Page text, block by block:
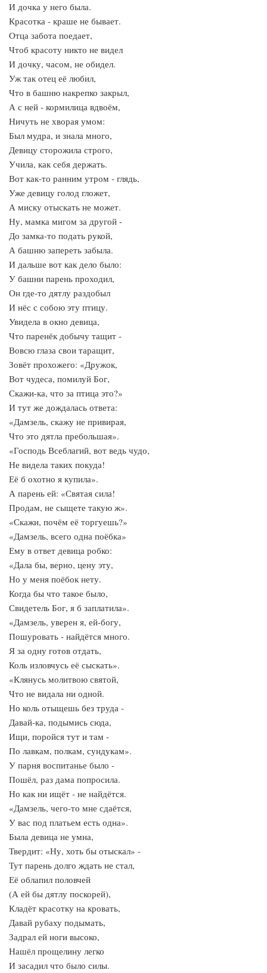
И дочка у него была.
Красотка - краше не бывает.
Отца забота поедает,
Чтоб красоту никто не видел
И дочку, часом, не обидел.
Уж так отец её любил,
Что в башню накрепко закрыл,
А с ней - кормилица вдвоём,
Ничуть не хворая умом:
Был мудра, и знала много,
Девицу сторожила строго,
Учила, как себя держать.
Вот как-то ранним утром - глядь,
Уже девицу голод гложет,
А миску отыскать не может.
Ну, мамка мигом за другой -
До замка-то подать рукой,
А башню запереть забыла.
И дальше вот как дело было:
У башни парень проходил,
Он где-то дятлу раздобыл
И нёс с собою эту птицу.
Увидела в окно девица,
Что паренёк добычу тащит -
Вовсю глаза свои таращит,
Зовёт прохожего: «Дружок,
Вот чудеса, помилуй Бог,
Скажи-ка, что за птица это?»
И тут же дождалась ответа:
«Дамзель, скажу не привирая,
Что это дятла пребольшая».
«Господь Всеблагий, вот ведь чудо,
Не видела таких покуда!
Её б охотно я купила».
А парень ей: «Святая сила!
Продам, не сыщете такую ж».
«Скажи, почём её торгуешь?»
«Дамзель, всего одна поёбка»
Ему в ответ девица робко:
«Дала бы, верно, цену эту,
Но у меня поёбок нету.
Когда бы что такое было,
Свидетель Бог, я б заплатила».
«Дамзель, уверен я, ей-богу,
Пошуровать - найдётся много.
Я за одну готов отдать,
Коль изловчусь её сыскать».
«Клянусь молитвою святой,
Что не видала ни одной.
Но коль отыщешь без труда -
Давай-ка, подымись сюда,
Ищи, поройся тут и там -
По лавкам, полкам, сундукам».
У парня воспитанье было -
Пошёл, раз дама попросила.
Но как ни ищёт - не найдётся.
«Дамзель, чего-то мне сдаётся,
У вас под платьем есть одна».
Была девица не умна,
Твердит: «Ну, хоть бы отыскал» -
Тут парень долго ждать не стал,
Её облапил половчей
(А ей бы дятлу поскорей),
Кладёт красотку на кровать,
Давай рубаху подымать,
Задрал ей ноги высоко,
Нашёл прощелину легко
И засадил что было силы.